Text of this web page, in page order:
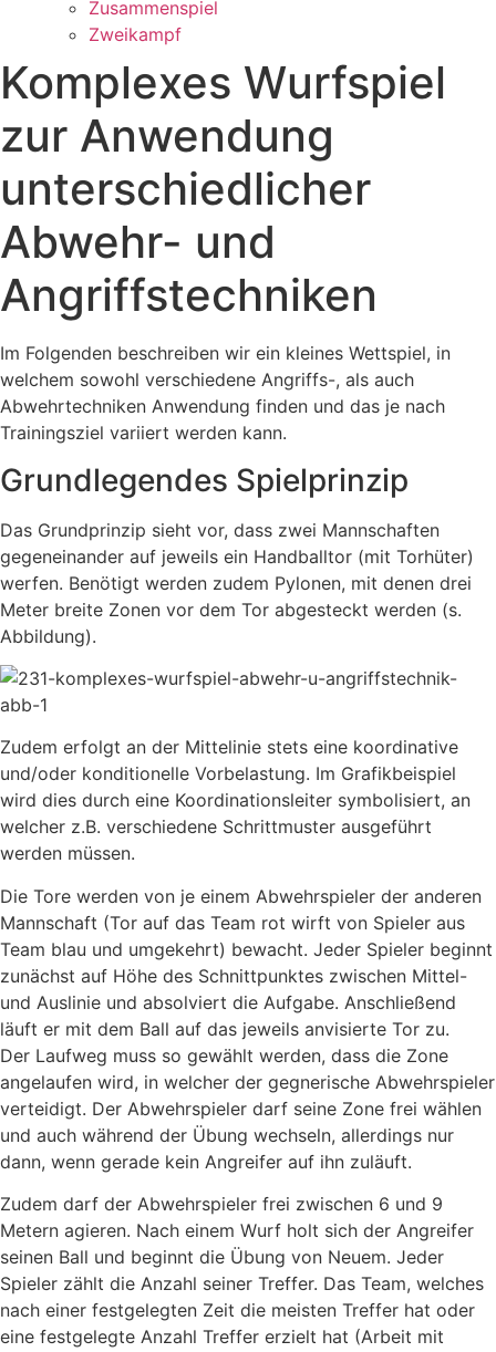
Zusammenspiel
Zweikampf
Komplexes Wurfspiel
zur Anwendung
unterschiedlicher
Abwehr- und
Angriffstechniken
Im Folgenden beschreiben wir ein kleines Wettspiel, in
welchem sowohl verschiedene Angriffs-, als auch
Abwehrtechniken Anwendung finden und das je nach
Trainingsziel variiert werden kann.
Grundlegendes Spielprinzip
Das Grundprinzip sieht vor, dass zwei Mannschaften
gegeneinander auf jeweils ein Handballtor (mit Torhüter)
werfen. Benötigt werden zudem Pylonen, mit denen drei
Meter breite Zonen vor dem Tor abgesteckt werden (s.
Abbildung).
Zudem erfolgt an der Mittelinie stets eine koordinative
und/oder konditionelle Vorbelastung. Im Grafikbeispiel
wird dies durch eine Koordinationsleiter symbolisiert, an
welcher z.B. verschiedene Schrittmuster ausgeführt
werden müssen.
Die Tore werden von je einem Abwehrspieler der anderen
Mannschaft (Tor auf das Team rot wirft von Spieler aus
Team blau und umgekehrt) bewacht. Jeder Spieler beginnt
zunächst auf Höhe des Schnittpunktes zwischen Mittel-
und Auslinie und absolviert die Aufgabe. Anschließend
läuft er mit dem Ball auf das jeweils anvisierte Tor zu.
Der Laufweg muss so gewählt werden, dass die Zone
angelaufen wird, in welcher der gegnerische Abwehrspieler
verteidigt. Der Abwehrspieler darf seine Zone frei wählen
und auch während der Übung wechseln, allerdings nur
dann, wenn gerade kein Angreifer auf ihn zuläuft.
Zudem darf der Abwehrspieler frei zwischen 6 und 9
Metern agieren. Nach einem Wurf holt sich der Angreifer
seinen Ball und beginnt die Übung von Neuem. Jeder
Spieler zählt die Anzahl seiner Treffer. Das Team, welches
nach einer festgelegten Zeit die meisten Treffer hat oder
eine festgelegte Anzahl Treffer erzielt hat (Arbeit mit